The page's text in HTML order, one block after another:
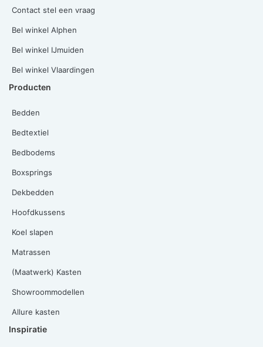
Contact stel een vraag
Bel winkel Alphen
Bel winkel IJmuiden
Bel winkel Vlaardingen
Producten
Bedden
Bedtextiel
Bedbodems
Boxsprings
Dekbedden
Hoofdkussens
Koel slapen
Matrassen
(Maatwerk) Kasten
Showroommodellen
Allure kasten
Inspiratie